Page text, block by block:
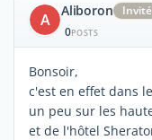
A Aliboron
Invité
0POSTS
Bonsoir,
c'est en effet dans
un peu sur les
et de l'hôtel